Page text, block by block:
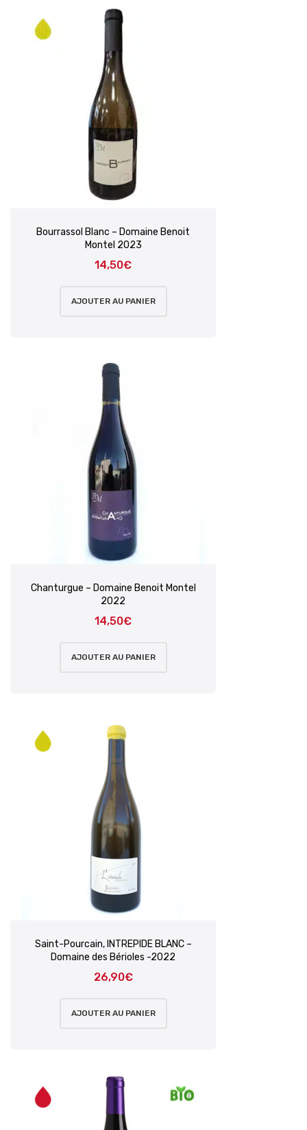
Bourrassol Blanc – Domaine Benoit
Montel 2023
14,50€
AJOUTER AU PANIER
Chanturgue – Domaine Benoit Montel
2022
14,50€
AJOUTER AU PANIER
Saint-Pourcain, INTREPIDE BLANC –
Domaine des Bérioles -2022
26,90€
AJOUTER AU PANIER